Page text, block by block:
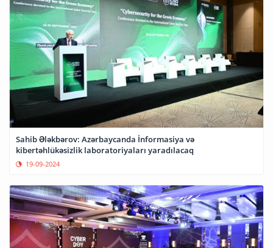
Sahib Ələkbərov: Azərbaycanda İnformasiya və
kibertəhlükəsizlik laboratoriyaları yaradılacaq
19-09-2024